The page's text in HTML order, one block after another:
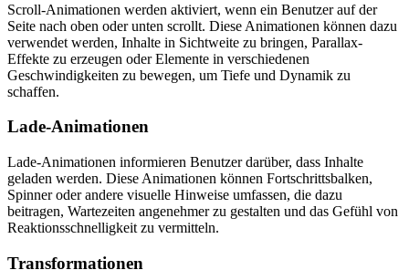
Scroll-Animationen werden aktiviert, wenn ein Benutzer auf der
Seite nach oben oder unten scrollt. Diese Animationen können dazu
verwendet werden, Inhalte in Sichtweite zu bringen, Parallax-
Effekte zu erzeugen oder Elemente in verschiedenen
Geschwindigkeiten zu bewegen, um Tiefe und Dynamik zu
schaffen.
Lade-Animationen
Lade-Animationen informieren Benutzer darüber, dass Inhalte
geladen werden. Diese Animationen können Fortschrittsbalken,
Spinner oder andere visuelle Hinweise umfassen, die dazu
beitragen, Wartezeiten angenehmer zu gestalten und das Gefühl von
Reaktionsschnelligkeit zu vermitteln.
Transformationen